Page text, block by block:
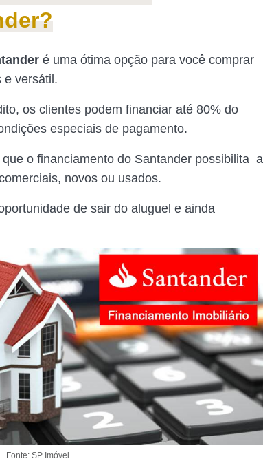
é uma ótima opção para você comprar
e versátil.
os clientes podem financiar até 80% do
especiais de pagamento.
o financiamento do Santander possibilita a
novos ou usados.
de sair do aluguel e ainda
Fonte: SP Imóvel